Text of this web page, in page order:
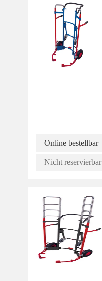
Online bestellbar
Nicht reservierbar